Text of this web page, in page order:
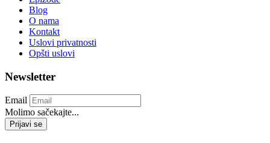
Blog
O nama
Kontakt
Uslovi privatnosti
Opšti uslovi
Newsletter
Email
Molimo sačekajte...
Prijavi se